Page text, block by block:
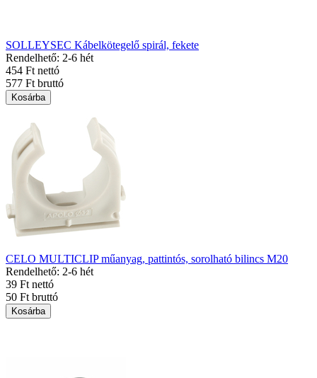
SOLLEYSEC Kábelkötegelő spirál, fekete
Rendelhető: 2-6 hét
454 Ft nettó
577 Ft bruttó
Kosárba
CELO MULTICLIP műanyag, pattintós, sorolható bilincs M20
Rendelhető: 2-6 hét
39 Ft nettó
50 Ft bruttó
Kosárba